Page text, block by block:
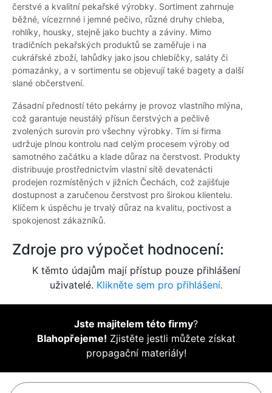
čerstvé a kvalitní pekařské výrobky. Sortiment zahrnuje
běžné, vícezrnné i jemné pečivo, různé druhy chleba,
rohlíky, housky, stejně jako buchty a záviny. Mimo
tradičních pekařských produktů se zaměřuje i na
cukrářské zboží, lahůdky jako jsou chlebíčky, saláty či
pomazánky, a v sortimentu se objevují také bagety a další
slané občerstvení.
Zásadní předností této pekárny je provoz vlastního mlýna,
což garantuje neustálý přísun čerstvých a pečlivě
zvolených surovin pro všechny výrobky. Tím si firma
udržuje plnou kontrolu nad celým procesem výroby od
samotného začátku a klade důraz na čerstvost. Produkty
distribuuje prostřednictvím vlastní sítě devatenácti
prodejen rozmístěných v jižních Čechách, což zajišťuje
dostupnost a zaručenou čerstvost pro širokou klientelu.
Klíčem k úspěchu je trvalý důraz na kvalitu, poctivost a
spokojenost zákazníků.
Zdroje pro výpočet hodnocení:
K těmto údajům mají přístup pouze přihlášení
uživatelé. Klikněte sem pro přihlášení.
Jste majitelem této firmy?
Blahopřejeme! Zjistěte jestli můžete získat
propagační materiály!